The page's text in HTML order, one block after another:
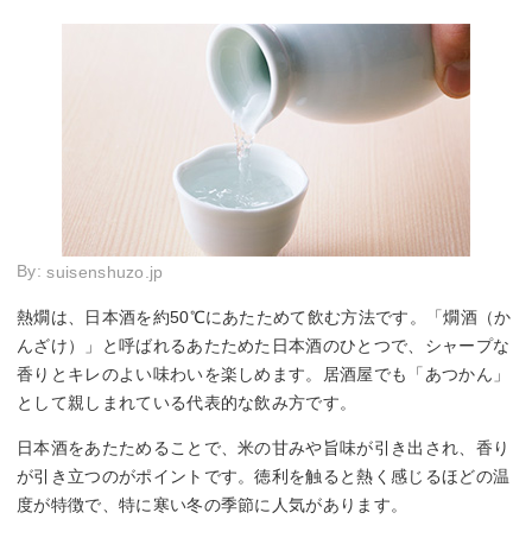
By: suisenshuzo.jp
熱燗は、日本酒を約50℃にあたためて飲む方法です。「燗酒（か
んざけ）」と呼ばれるあたためた日本酒のひとつで、シャープな
香りとキレのよい味わいを楽しめます。居酒屋でも「あつかん」
として親しまれている代表的な飲み方です。
日本酒をあたためることで、米の甘みや旨味が引き出され、香り
が引き立つのがポイントです。徳利を触ると熱く感じるほどの温
度が特徴で、特に寒い冬の季節に人気があります。